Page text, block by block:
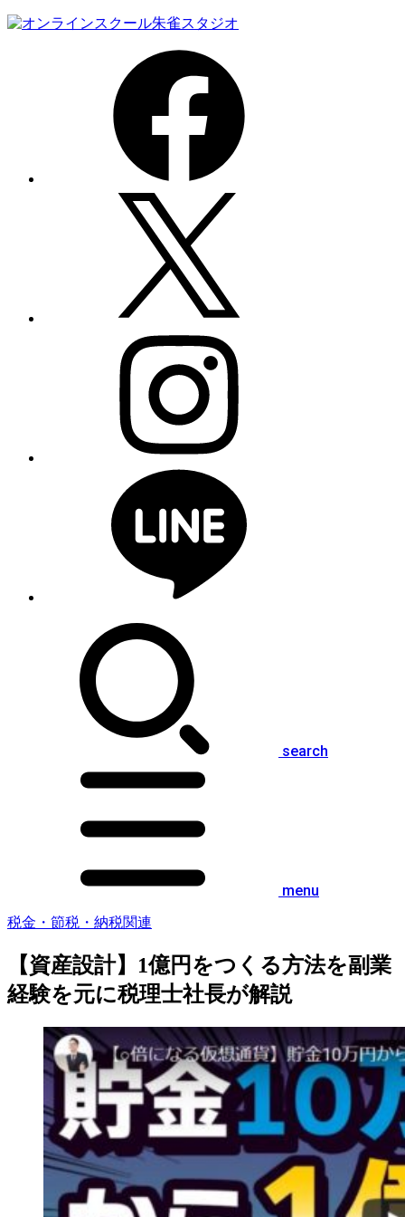
search
menu
税金・節税・納税関連
【資産設計】1億円をつくる方法を副業
経験を元に税理士社長が解説